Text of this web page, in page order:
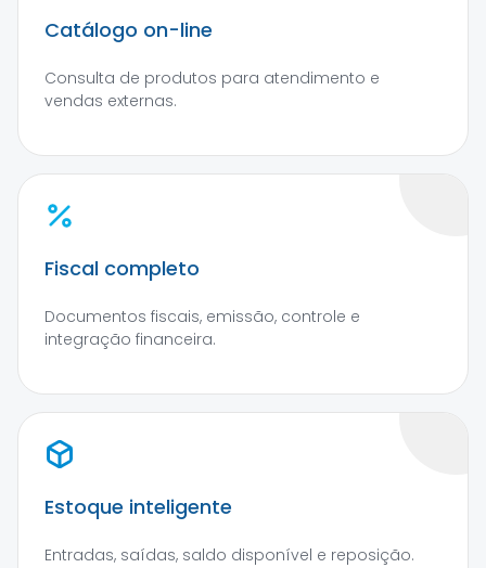
Catálogo on-line
Consulta de produtos para atendimento e
vendas externas.
Fiscal completo
Documentos fiscais, emissão, controle e
integração financeira.
Estoque inteligente
Entradas, saídas, saldo disponível e reposição.